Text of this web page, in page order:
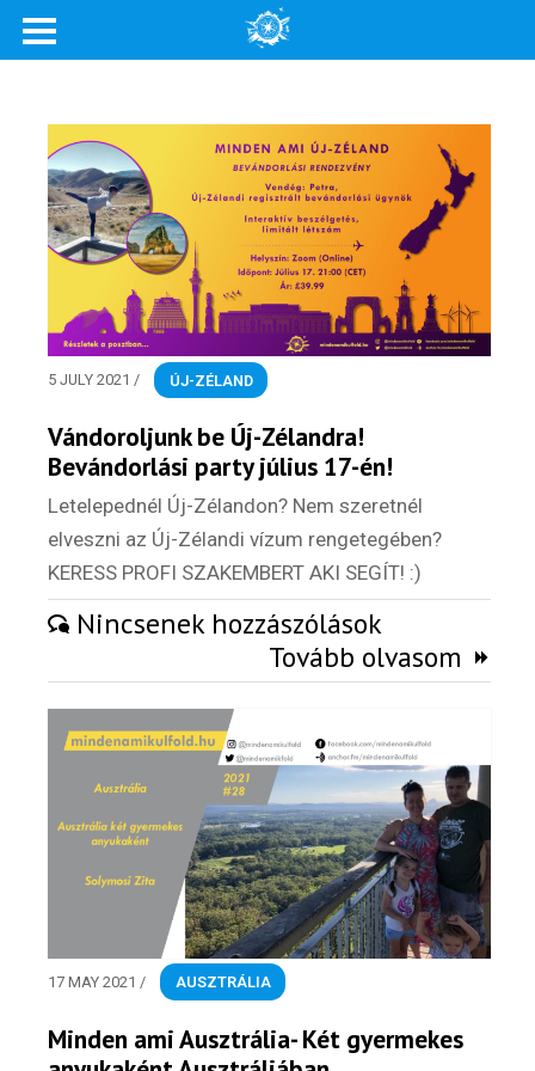
Külföldre költöznék!
Szakértőink
Beutazási engedélyek
Online bolt
Rendezvények
Partnerprogram
Oszd meg történeted!
Külföldi munkaajánlatok
Hírlevél
Email Cím*
Válaszd ki az ajándékod amit
5 JULY 2021 / ÚJ-ZÉLAND
Vándoroljunk be Új-Zélandra!
Bevándorlási party július 17-én!
Letelepednél Új-Zélandon? Nem szeretnél
elveszni az Új-Zélandi vízum rengetegében?
KERESS PROFI SZAKEMBERT AKI SEGÍT! :)
Nincsenek hozzászólások
Tovább olvasom
17 MAY 2021 / AUSZTRÁLIA
Minden ami Ausztrália- Két gyermekes